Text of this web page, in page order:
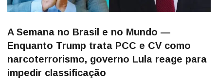
A Semana no Brasil e no Mundo —
Enquanto Trump trata PCC e CV como
narcoterrorismo, governo Lula reage para
impedir classificação